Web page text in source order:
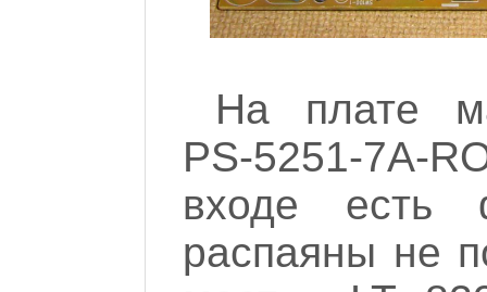
На плате
PS-5251-
входе есть
распаяны не